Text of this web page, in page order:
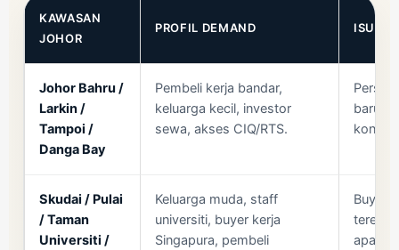
KAWASAN
JOHOR
PROFIL DEMAND ISU
Johor Bahru /
Larkin /
Tampoi /
Danga Bay
Pembeli kerja bandar,
keluarga kecil, investor
sewa, akses CIQ/RTS.
baru,
Skudai / Pulai
/ Taman
Universiti /
Keluarga muda, staff
universiti, buyer kerja
Singapura, pembeli
Buyer
teres